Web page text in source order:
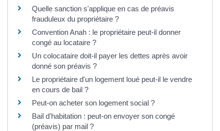
Quelle sanction s'applique en cas de préavis
frauduleux du propriétaire ?
Convention Anah : le propriétaire peut-il donner
congé au locataire ?
Un colocataire doit-il payer les dettes après avoir
donné son préavis ?
Le propriétaire d'un logement loué peut-il le vendre
en cours de bail ?
Peut-on acheter son logement social ?
Bail d'habitation : peut-on envoyer son congé
(préavis) par mail ?